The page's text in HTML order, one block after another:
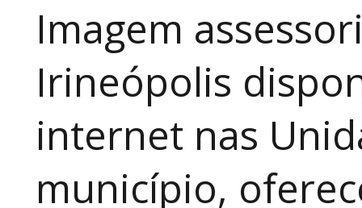
Imagem
Irineópolis
internet nas
município,